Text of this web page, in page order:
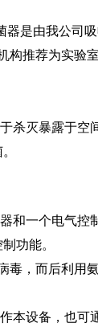
器是由我公司
构推荐为实验
灭暴露于空
和一个电气
功能。
毒，而后利用
本设备，也可